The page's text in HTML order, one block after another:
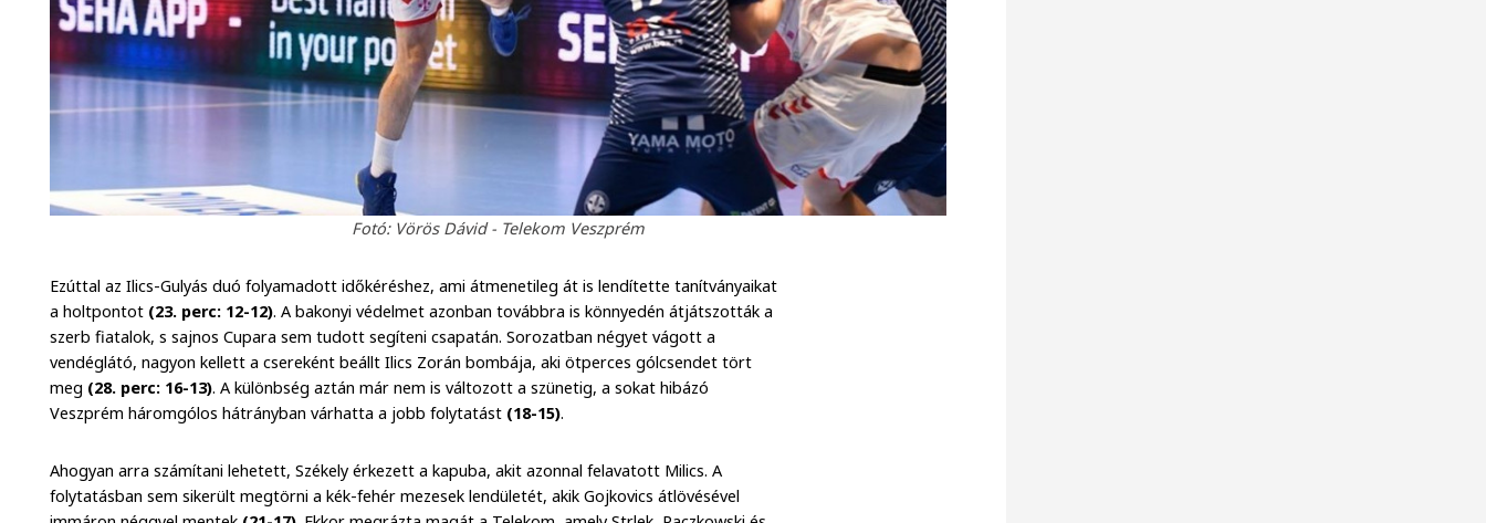
Fotó: Vörös Dávid - Telekom Veszprém
Ezúttal az Ilics-Gulyás duó folyamadott időkéréshez, ami átmenetileg át is lendítette tanítványaikat
a holtpontot (23. perc: 12-12). A bakonyi védelmet azonban továbbra is könnyedén átjátszották a
szerb fiatalok, s sajnos Cupara sem tudott segíteni csapatán. Sorozatban négyet vágott a
vendéglátó, nagyon kellett a csereként beállt Ilics Zorán bombája, aki ötperces gólcsendet tört
meg (28. perc: 16-13). A különbség aztán már nem is változott a szünetig, a sokat hibázó
Veszprém háromgólos hátrányban várhatta a jobb folytatást (18-15).
Ahogyan arra számítani lehetett, Székely érkezett a kapuba, akit azonnal felavatott Milics. A
folytatásban sem sikerült megtörni a kék-fehér mezesek lendületét, akik Gojkovics átlövésével